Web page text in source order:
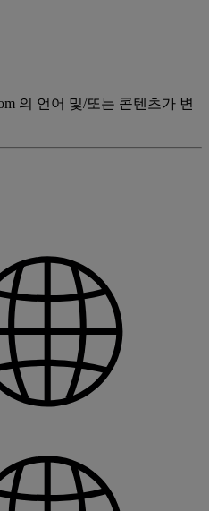
의 언어 및/또는 콘텐츠가 변